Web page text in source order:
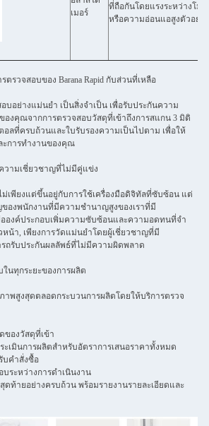
เมอร์
ที่ถือกันโดยแรงระหว่างโม
หรือความอ่อนแอสูงตัวอย่า
ตรวจสอบของ Barana Rapid กับส่วนที่เหลือ
บอย่างแม่นยํา เป็นสิ่งจําเป็น เพื่อรับประกันความ
องคุณจากการตรวจสอบวัสดุที่เข้าถึงการสแกน 3 มิติ
ลที่ครบถ้วนและใบรับรองความเป็นไปตาม เพื่อให้
ะการทํางานของคุณ
ามเชี่ยวชาญที่ไม่มีคู่แข่ง
เพียงแต่ขึ้นอยู่กับการใช้เครื่องมือดิจิทัลที่ซับซ้อน แต่
องพนักงานที่มีความชํานาญสูงของเราที่มี
องค์ประกอบเพิ่มความซับซ้อนและความอดทนที่จํา
หน้า, เพียงการวัดแม่นยําโดยผู้เชี่ยวชาญที่มี
ถรับประกันผลลัพธ์ที่ไม่มีความผิดพลาด
นทุกระยะของการผลิต
าพสูงสุดตลอดกระบวนการผลิตโดยให้บริการตรวจ
ของวัสดุที่เข้า
เมินการผลิตสําหรับอัตราการเสนอราคาทั้งหมด
บคําสั่งซื้อ
ระหว่างการดําเนินงาน
ท้ายอย่างครบถ้วน พร้อมรายงานรายละเอียดและ